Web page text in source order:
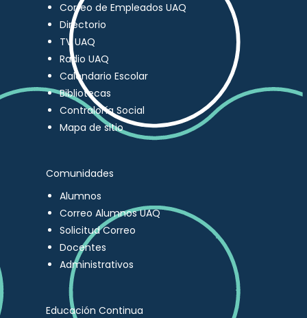
Correo de Empleados UAQ
Directorio
TV UAQ
Radio UAQ
Calendario Escolar
Bibliotecas
Contraloría Social
Mapa de sitio
Comunidades
Alumnos
Correo Alumnos UAQ
Solicitud Correo
Docentes
Administrativos
Educación Continua